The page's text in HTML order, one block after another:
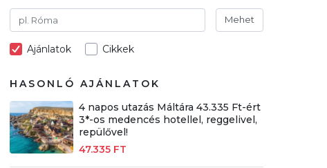
Élménybeszámolók
Szállodalátogatás
Sajtómegjelenések
Mehet
Ajánlatok Cikkek
HASONLÓ AJÁNLATOK
4 napos utazás Máltára 43.335 Ft-ért
3*-os medencés hotellel, reggelivel,
repülővel!
47.335 FT